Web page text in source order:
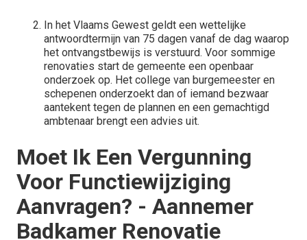
In het Vlaams Gewest geldt een wettelijke
antwoordtermijn van 75 dagen vanaf de dag waarop
het ontvangstbewijs is verstuurd. Voor sommige
renovaties start de gemeente een openbaar
onderzoek op. Het college van burgemeester en
schepenen onderzoekt dan of iemand bezwaar
aantekent tegen de plannen en een gemachtigd
ambtenaar brengt een advies uit.
Moet Ik Een Vergunning
Voor Functiewijziging
Aanvragen? - Aannemer
Badkamer Renovatie